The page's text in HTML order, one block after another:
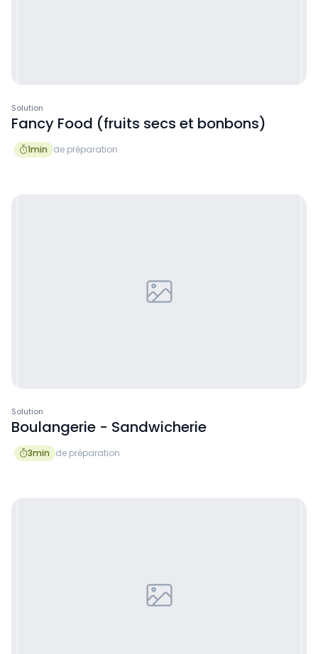
Solution
Fancy Food (fruits secs et bonbons)
1min de préparation
Solution
Boulangerie - Sandwicherie
3min de préparation